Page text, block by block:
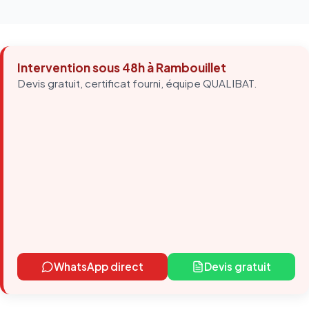
Intervention sous 48h à Rambouillet
Devis gratuit, certificat fourni, équipe QUALIBAT.
WhatsApp direct Devis gratuit